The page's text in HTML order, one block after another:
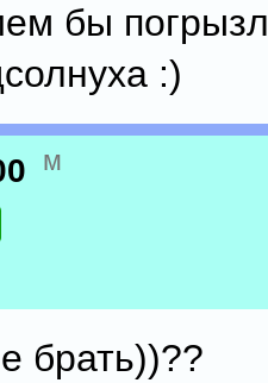
бы
:)
м
брать))??